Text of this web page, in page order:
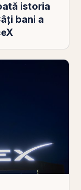
istoria
bani a